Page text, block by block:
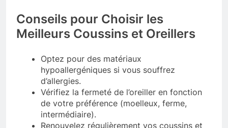
Conseils pour Choisir les
Meilleurs Coussins et Oreillers
Optez pour des matériaux
hypoallergéniques si vous souffrez
d’allergies.
Vérifiez la fermeté de l’oreiller en fonction
de votre préférence (moelleux, ferme,
intermédiaire).
Renouvelez régulièrement vos coussins et